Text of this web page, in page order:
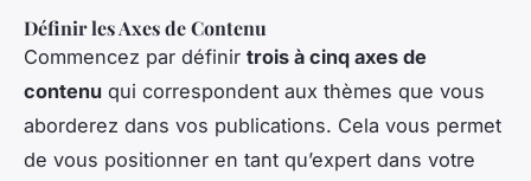
Définir les Axes de Contenu
Commencez par définir trois à cinq axes de
contenu qui correspondent aux thèmes que vous
aborderez dans vos publications. Cela vous permet
de vous positionner en tant qu’expert dans votre